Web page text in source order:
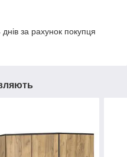
за рахунок покупця